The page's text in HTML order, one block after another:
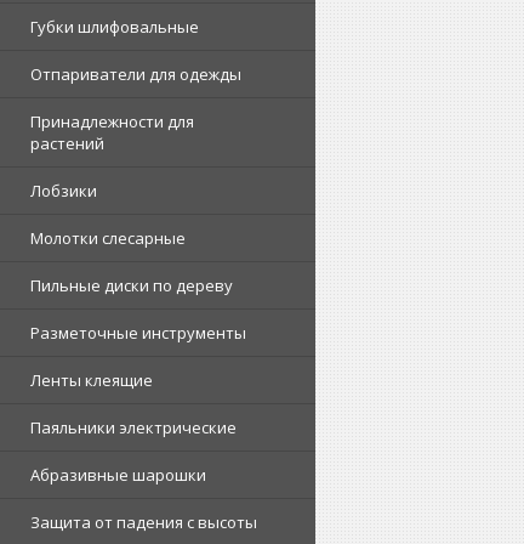
Губки шлифовальные
Отпариватели для одежды
Принадлежности для
растений
Лобзики
Молотки слесарные
Пильные диски по дереву
Разметочные инструменты
Ленты клеящие
Паяльники электрические
Абразивные шарошки
Защита от падения с высоты